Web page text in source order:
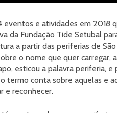
eventos e atividades em 2018
da Fundação Tide Setubal
a partir das periferias de
o nome que quer carregar,
esticou a palavra periferia, e
termo conta sobre aquelas e
e reconhecer.